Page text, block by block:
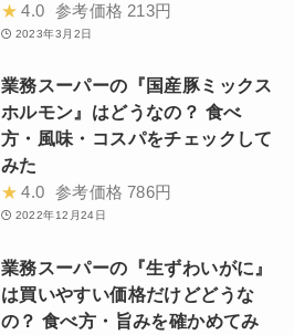
★ 4.0 参考価格 213円
2023年3月2日
業務スーパーの『国産豚ミックス
ホルモン』はどうなの？ 食べ
方・風味・コスパをチェックして
みた
★ 4.0 参考価格 786円
2022年12月24日
業務スーパーの『生ずわいがに』
は買いやすい価格だけどどうな
の？ 食べ方・旨みを確かめてみ